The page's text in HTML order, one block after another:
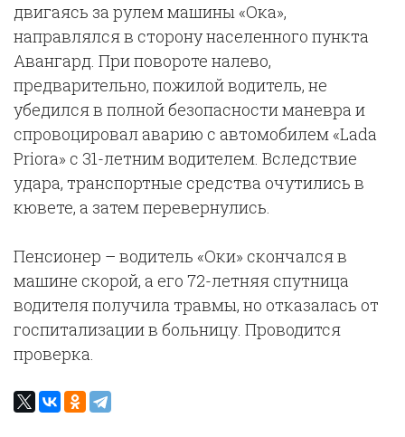
двигаясь за рулем машины «Ока»,
направлялся в сторону населенного пункта
Авангард. При повороте налево,
предварительно, пожилой водитель, не
убедился в полной безопасности маневра и
спровоцировал аварию с автомобилем «Lada
Priora» с 31-летним водителем. Вследствие
удара, транспортные средства очутились в
кювете, а затем перевернулись.
Пенсионер – водитель «Оки» скончался в
машине скорой, а его 72-летняя спутница
водителя получила травмы, но отказалась от
госпитализации в больницу. Проводится
проверка.